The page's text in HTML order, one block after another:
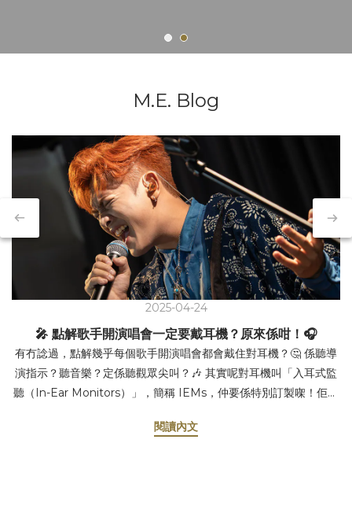
M.E. Blog
2025-04-24
🎤 點解歌手開演唱會一定要戴耳機？原來係咁！🎧
有冇諗過，點解幾乎每個歌手開演唱會都會戴住對耳機？🤔 係聽導
演指示？聽音樂？定係聽觀眾尖叫？🎶 其實呢對耳機叫「入耳式監
聽（In-Ear Monitors）」，簡稱 IEMs，仲要係特別訂製㗎！佢嘅
場咁大，又多人又嘈，歌手好難聽到自己唱成點，有冇走音、有冇
閱讀內文